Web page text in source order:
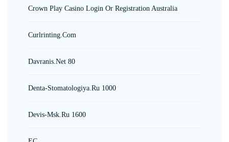
Crown Play Casino Login Or Registration Australia
Curlrinting.com
Davranis.net 80
Denta-Stomatologiya.ru 1000
Devis-Msk.ru 1600